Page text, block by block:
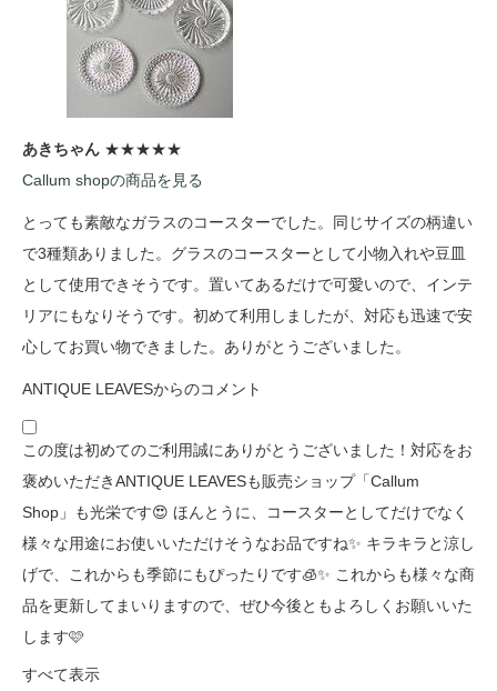
あきちゃん ★★★★★
Callum shopの商品を見る
とっても素敵なガラスのコースターでした。同じサイズの柄違い
で3種類ありました。グラスのコースターとして小物入れや豆皿
として使用できそうです。置いてあるだけで可愛いので、インテ
リアにもなりそうです。初めて利用しましたが、対応も迅速で安
心してお買い物できました。ありがとうございました。
ANTIQUE LEAVESからのコメント
この度は初めてのご利用誠にありがとうございました！対応をお
褒めいただきANTIQUE LEAVESも販売ショップ「Callum
Shop」も光栄です😍 ほんとうに、コースターとしてだけでなく
様々な用途にお使いいただけそうなお品ですね✨ キラキラと涼し
げで、これからも季節にもぴったりです🧊✨ これからも様々な商
品を更新してまいりますので、ぜひ今後ともよろしくお願いいた
します🩷
すべて表示